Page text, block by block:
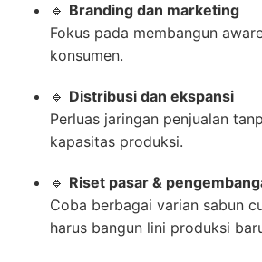
🔹 Branding dan marketing
Fokus pada membangun
konsumen.
🔹 Distribusi dan ekspansi
Perluas jaringan penjualan
kapasitas produksi.
🔹 Riset pasar &
Coba berbagai varian sabun
harus bangun lini produksi